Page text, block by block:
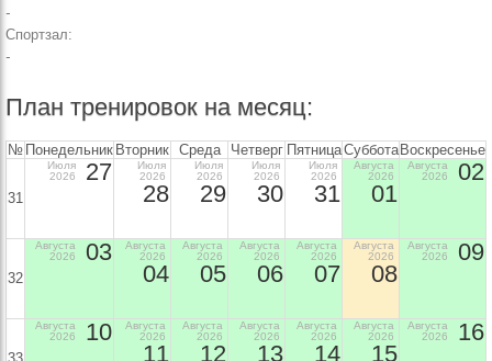
-
Спортзал:
-
План тренировок на месяц:
№ Понедельник Вторник Среда Четверг ПятницаСуббота Воскресенье
31
Июля
2026
27
Июля
2026
28
Июля
2026
29
Июля
2026
30
Июля
2026
31
Августа
2026
01
Августа
2026
02
32
Августа
2026
03
Августа
2026
04
Августа
2026
05
Августа
2026
06
Августа
2026
07
Августа
2026
08
Августа
2026
09
Августа
2026
10
Августа
2026
11
Августа
2026
12
Августа
2026
13
Августа
2026
14
Августа
2026
15
Августа
2026
16